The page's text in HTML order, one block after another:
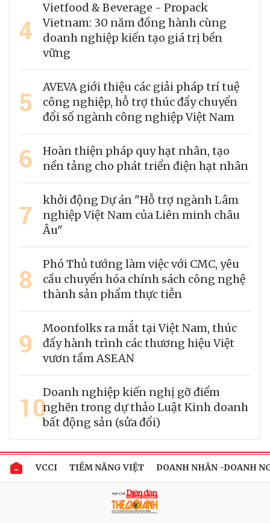
4
Vietfood & Beverage - Propack
Vietnam: 30 năm đồng hành cùng
doanh nghiệp kiến tạo giá trị bền
vững
5
AVEVA giới thiệu các giải pháp trí tuệ
công nghiệp, hỗ trợ thúc đẩy chuyển
đổi số ngành công nghiệp Việt Nam
6
Hoàn thiện pháp quy hạt nhân, tạo
nền tảng cho phát triển điện hạt nhân
7
khởi động Dự án "Hỗ trợ ngành Lâm
nghiệp Việt Nam của Liên minh châu
Âu"
8
Phó Thủ tướng làm việc với CMC, yêu
cầu chuyển hóa chính sách công nghệ
thành sản phẩm thực tiễn
9
Moonfolks ra mắt tại Việt Nam, thúc
đẩy hành trình các thương hiệu Việt
vươn tầm ASEAN
10Doanh nghiệp kiến nghị gỡ điểm
nghẽn trong dự thảo Luật Kinh doanh
bất động sản (sửa đổi)
VCCI TIỀM NĂNG VIỆT DOANH NHÂN -DOANH